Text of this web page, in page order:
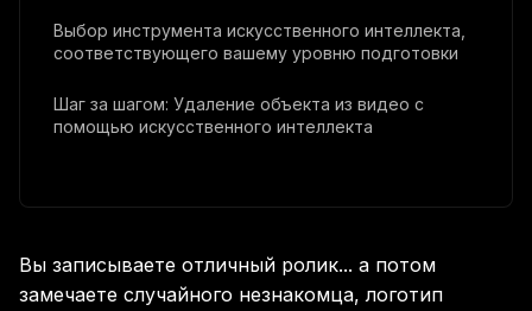
Выбор инструмента искусственного интеллекта,
соответствующего вашему уровню подготовки
Шаг за шагом: Удаление объекта из видео с
помощью искусственного интеллекта
универсальных платформ
Вы записываете отличный ролик... а потом
замечаете случайного незнакомца, логотип